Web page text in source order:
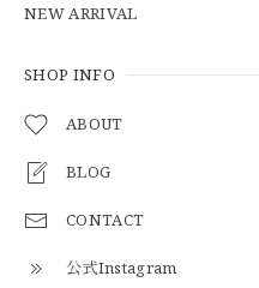
NEW ARRIVAL
SHOP INFO
ABOUT
BLOG
CONTACT
公式Instagram
GREEN
とても早く対応頂きありがと